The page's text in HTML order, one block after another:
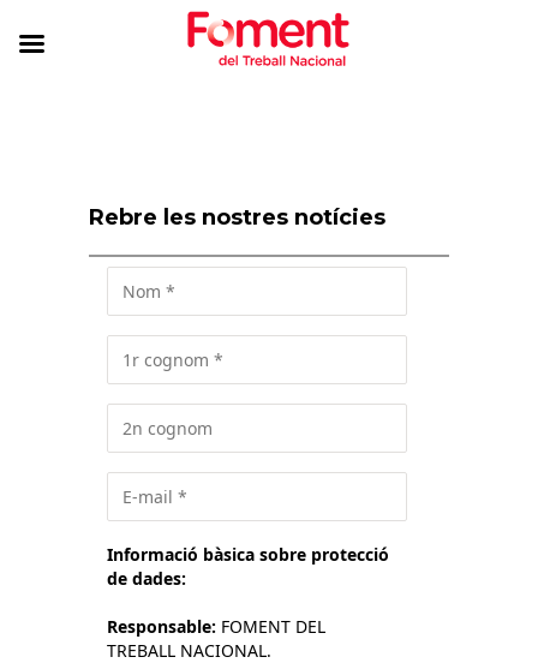
Rebre les nostres notícies
Informació bàsica sobre protecció
de dades:
Responsable: FOMENT DEL
TREBALL NACIONAL.